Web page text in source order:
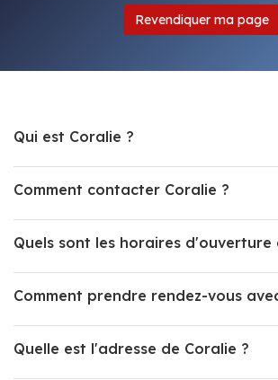
Revendiquer ma page
Qui est Coralie ?
Comment contacter Coralie ?
Quels sont les horaires d'ouverture
Comment prendre rendez-vous
Quelle est l'adresse de Coralie ?